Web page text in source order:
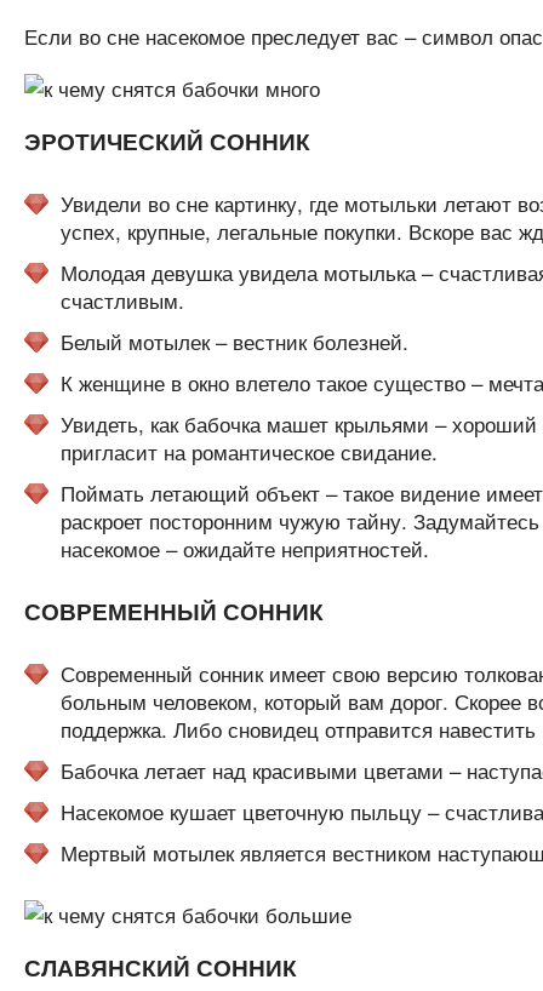
Если во сне насекомое преследует вас – символ
ЭРОТИЧЕСКИЙ СОННИК
Увидели во сне картинку, где мотыльки летают
успех, крупные, легальные покупки. Вскоре вас
Молодая девушка увидела мотылька –
счастливым.
Белый мотылек – вестник болезней.
К женщине в окно влетело такое существо –
Увидеть, как бабочка машет крыльями –
пригласит на романтическое свидание.
Поймать летающий объект – такое видение
раскроет посторонним чужую тайну.
насекомое – ожидайте неприятностей.
СОВРЕМЕННЫЙ СОННИК
Современный сонник имеет свою версию
больным человеком, который вам дорог. Скорее
поддержка. Либо сновидец отправится
Бабочка летает над красивыми цветами –
Насекомое кушает цветочную пыльцу –
Мертвый мотылек является вестником
СЛАВЯНСКИЙ СОННИК